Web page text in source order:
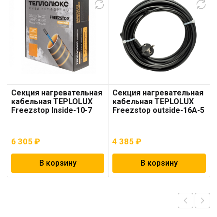
Секция нагревательная
кабельная TEPLOLUX
Freezstop Inside-10-7
6 305 ₽
В корзину
Секция нагревательная
кабельная TEPLOLUX
Freezstop outside-16A-5
4 385₽
В корзину